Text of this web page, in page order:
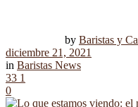
by Baristas y
diciembre 21, 2021
in Baristas News
33 1
0